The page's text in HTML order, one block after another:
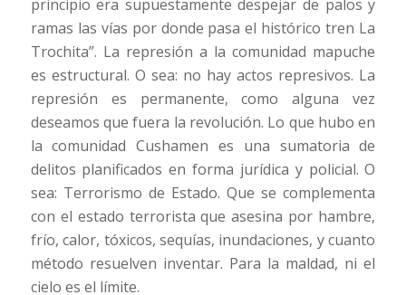
principio era supuestamente despejar de palos y
ramas las vías por donde pasa el histórico tren La
Trochita”. La represión a la comunidad mapuche
es estructural. O sea: no hay actos represivos. La
represión es permanente, como alguna vez
deseamos que fuera la revolución. Lo que hubo en
la comunidad Cushamen es una sumatoria de
delitos planificados en forma jurídica y policial. O
sea: Terrorismo de Estado. Que se complementa
con el estado terrorista que asesina por hambre,
frío, calor, tóxicos, sequías, inundaciones, y cuanto
método resuelven inventar. Para la maldad, ni el
cielo es el límite.